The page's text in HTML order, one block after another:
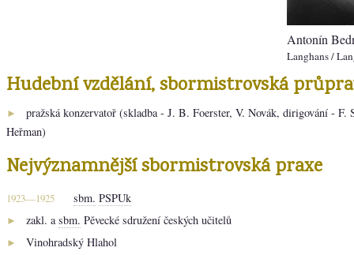
Antonín
Langhans/
Hudební vzdělání, sbormistrovská
►
pražská konzervatoř (skladba - J. B. Foerster, V. Novák, dirigování -
Heřman)
Nejvýznamnější sbormistrovská praxe
1923—1925 sbm. PSPUk
► zakl. a sbm. Pěvecké sdružení českých učitelů
► Vinohradský Hlahol